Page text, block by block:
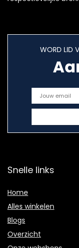
WORD LID
Snelle links
Home
Alles winkelen
Blogs
Overzicht